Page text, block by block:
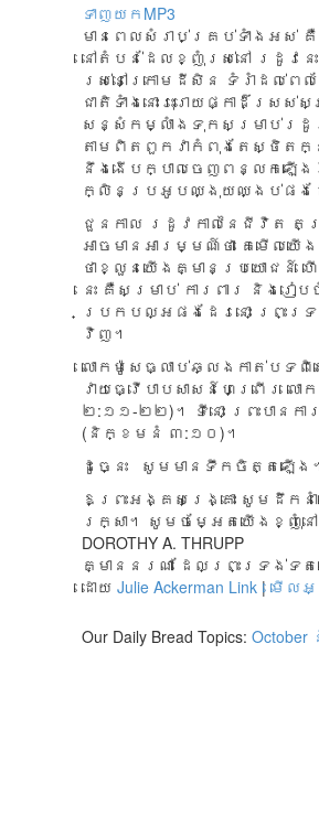
ទាញយកMP3
មាន​ពេល​សំរាប់​គ្រប់​ទាំង​អស់ គឺ​
នៅតំបន់​ដែល​ខ្ញុំ​រស់​នៅ រដូវ​នេ
រស់​នៅ​ក្រោម​ដី​សិន ទំរាំ​ដល់​ព
ជាតិ​ទាំង​នោះ​រុះ​រោយ​ផ្កា​ដ៏​ស្
សន្សំ​កម្លាំង​ទុក​សម្រាប់​រដូវ​ដ
តាម​ពិត​ពួក​វា​កំពុង​តែ​ស្ថិត​ក្
នឹង​ងើបក្បាល​ចេញ​ពន្លក​ឡ
ក្លិន​ប្រអូប​ឈ្ងុយ​ឈ្ងប់​ផង​ដ
ជួន​កាល រដូវ​កាល​នៃ​ជីវិត ត
អាច​មាន​អារម្មណ៍​ថា គេ​មើល​យ
ថា​ខ្លួន​យើង​គ្មាន​ប្រយោជន៍ ហ
នេះ​ គឺ​សម្រាប់ ការពារ និង​
ប្រកប​ល្អ​ផង​ដែរ​នោះ ព្រះ​
វិញ។
លោក​ម៉ូសេ​ធ្លាប់​ឆ្លង​កាត់​បទ​ពិ
វាយ​ធ្វើ​បាប​សាសន៍​ហេព្រើរ
២:១១-២២)។ ទីនោះ ព្រះ​បាន​
(និក្ខមនំ ៣:១០)។
ដូច្នេះ សូម​មាន​ទឹក​ចិត្ត​ឡើង។ គ្
ឱ​ព្រះ​អង្គ​សង្រ្គោះ សូម​ដឹក​ន
រក្សា។ សូម​ចម្អែត​យើង​ខ្ញុំ​
DOROTHY A. THRUPP
គ្មាន​នរណា ដែល​ព្រះ​ទ្រង់​ទត​ម
ដោយ Julie Ackerman Link | មើល
Our Daily Bread Topics: October